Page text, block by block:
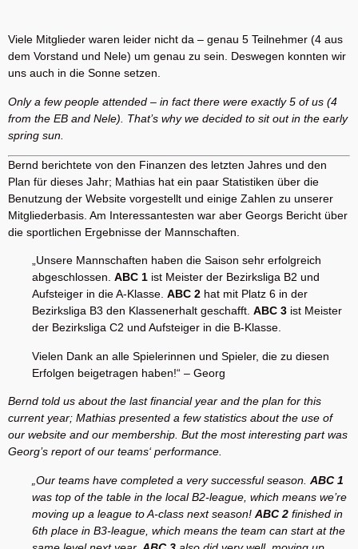
Viele Mitglieder waren leider nicht da – genau 5 Teilnehmer (4 aus
dem Vorstand und Nele) um genau zu sein. Deswegen konnten wir
uns auch in die Sonne setzen.
Only a few people attended – in fact there were exactly 5 of us (4
from the EB and Nele). That’s why we decided to sit out in the early
spring sun.
Bernd berichtete von den Finanzen des letzten Jahres und den
Plan für dieses Jahr; Mathias hat ein paar Statistiken über die
Benutzung der Website vorgestellt und einige Zahlen zu unserer
Mitgliederbasis. Am Interessantesten war aber Georgs Bericht über
die sportlichen Ergebnisse der Mannschaften.
„Unsere Mannschaften haben die Saison sehr erfolgreich
abgeschlossen. ABC 1 ist Meister der Bezirksliga B2 und
Aufsteiger in die A-Klasse. ABC 2 hat mit Platz 6 in der
Bezirksliga B3 den Klassenerhalt geschafft. ABC 3 ist Meister
der Bezirksliga C2 und Aufsteiger in die B-Klasse.
Vielen Dank an alle Spielerinnen und Spieler, die zu diesen
Erfolgen beigetragen haben!“ – Georg
Bernd told us about the last financial year and the plan for this
current year; Mathias presented a few statistics about the use of
our website and our membership. But the most interesting part was
Georg’s report of our teams‘ performance.
„Our teams have completed a very successful season. ABC 1
was top of the table in the local B2-league, which means we’re
moving up a league to A-class next season! ABC 2 finished in
6th place in B3-league, which means the team can start at the